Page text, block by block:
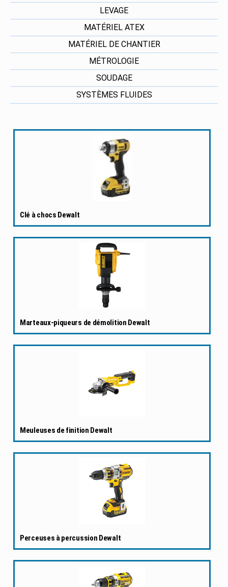
LEVAGE
MATÉRIEL ATEX
MATÉRIEL DE CHANTIER
MÉTROLOGIE
SOUDAGE
SYSTÈMES FLUIDES
Clé à chocs Dewalt
Marteaux-piqueurs de démolition Dewalt
Meuleuses de finition Dewalt
Perceuses à percussion Dewalt